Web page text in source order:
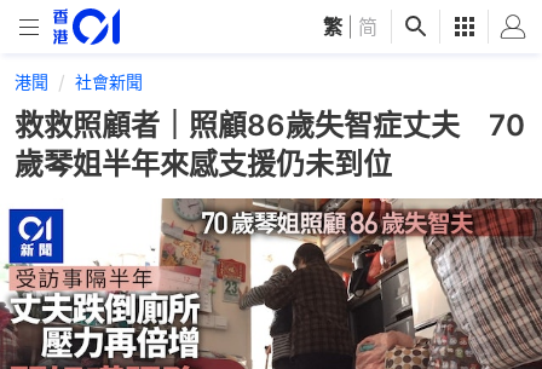
繁 简
港聞 社會新聞
救救照顧者｜照顧86歲失智症丈夫 70
歲琴姐半年來感支援仍未到位